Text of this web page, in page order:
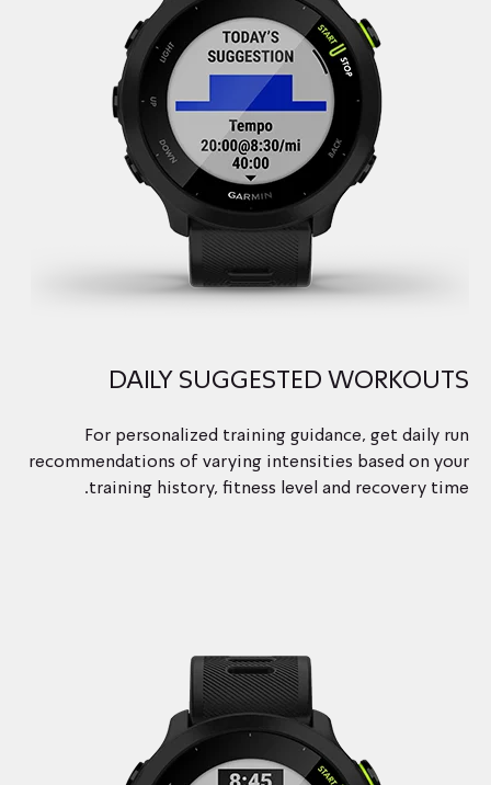
DAILY SUGGESTED WORKOUTS
For personalized training guidance, get daily run
recommendations of varying intensities based on your
training history, fitness level and recovery time.